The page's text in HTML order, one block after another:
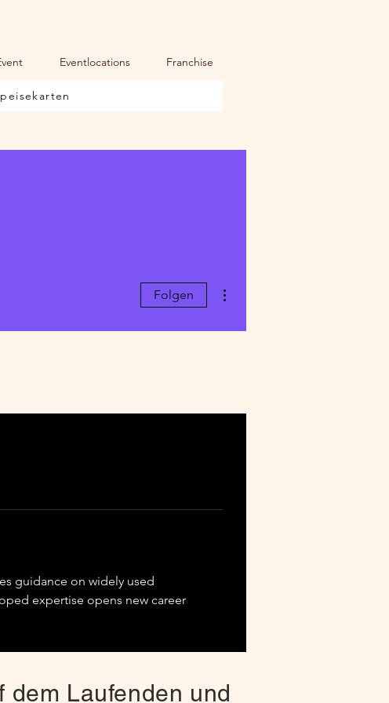
Eventlocations Franchise
guidance on widely used
expertise opens new career
Folgen
dem Laufenden und